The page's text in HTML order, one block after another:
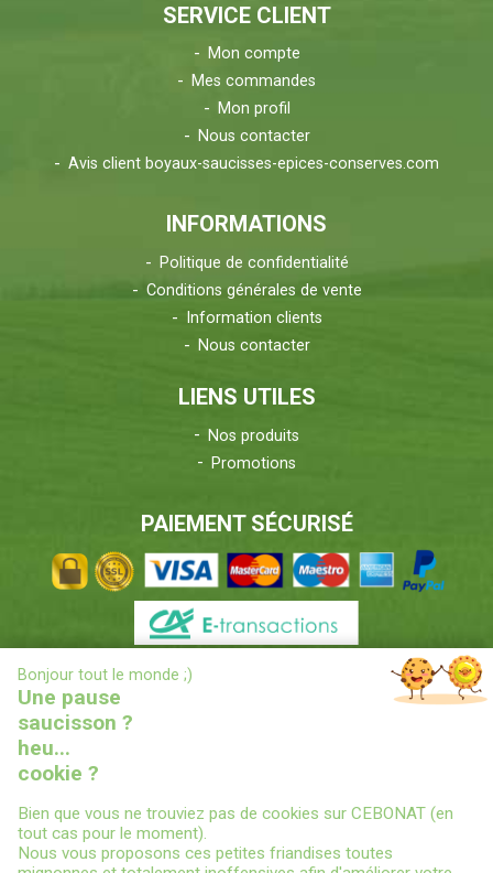
SERVICE CLIENT
Mon compte
Mes commandes
Mon profil
Nous contacter
Avis client boyaux-saucisses-epices-conserves.com
INFORMATIONS
Politique de confidentialité
Conditions générales de vente
Information clients
Nous contacter
LIENS UTILES
Nos produits
Promotions
PAIEMENT SÉCURISÉ
INFORMATIONS LIVRAISONS
© 2022CEBONAT - BOYAUX-SAUCISSES-EPICES-CONSERVES
X
Bonjour tout le monde ;)
Une pause
saucisson ?
heu...
cookie ?
Bien que vous ne trouviez pas de cookies sur CEBONAT (en
tout cas pour le moment).
Nous vous proposons ces petites friandises toutes